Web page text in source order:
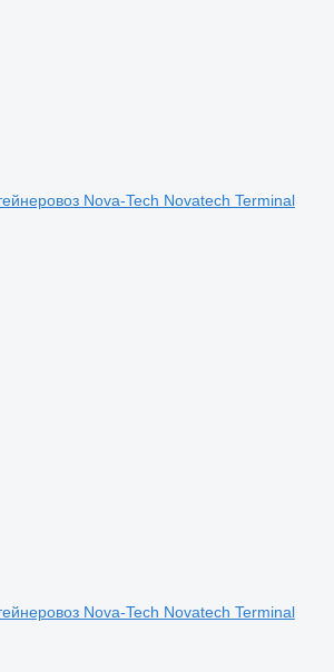
Nova-Tech Novatech Terminal
Nova-Tech Novatech Terminal